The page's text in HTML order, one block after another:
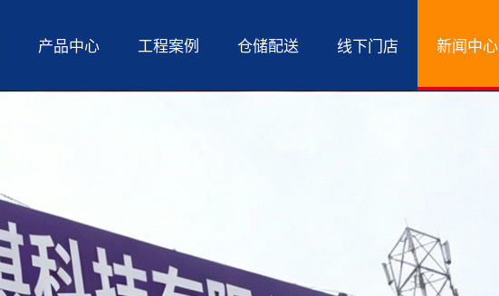
产品中心 工程案例 仓储配送 线下门店 新闻中心